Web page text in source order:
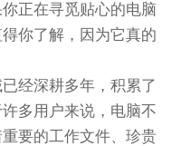
正在寻觅贴心的电脑
你了解，因为它真的
经深耕多年，积累了
多用户来说，电脑不
要的工作文件、珍贵